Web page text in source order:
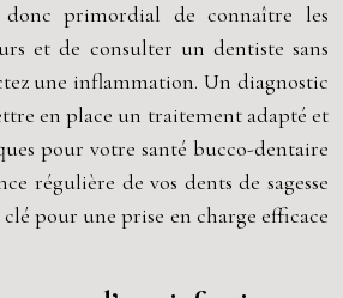
primordial de connaître les
et de consulter un dentiste sans
une inflammation. Un diagnostic
en place un traitement adapté et
pour votre santé bucco-dentaire
régulière de vos dents de sagesse
pour une prise en charge efficace